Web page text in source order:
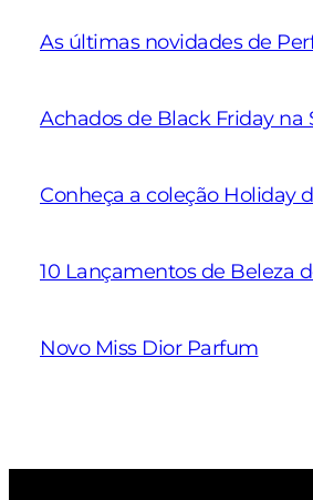
As últimas novidades de
Achados de Black Friday na
Conheça a coleção Holiday
10 Lançamentos de Beleza
Novo Miss Dior Parfum